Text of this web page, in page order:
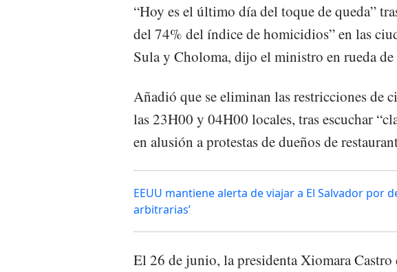
“Hoy es el último día del toque de queda”
del 74% del índice de homicidios” en las
Sula y Choloma, dijo el ministro en rueda de
Añadió que se eliminan las restricciones de
las 23H00 y 04H00 locales, tras escuchar
en alusión a protestas de dueños de
EEUU mantiene alerta de viajar a El Salvador por
arbitrarias’
El 26 de junio, la presidenta Xiomara Castro